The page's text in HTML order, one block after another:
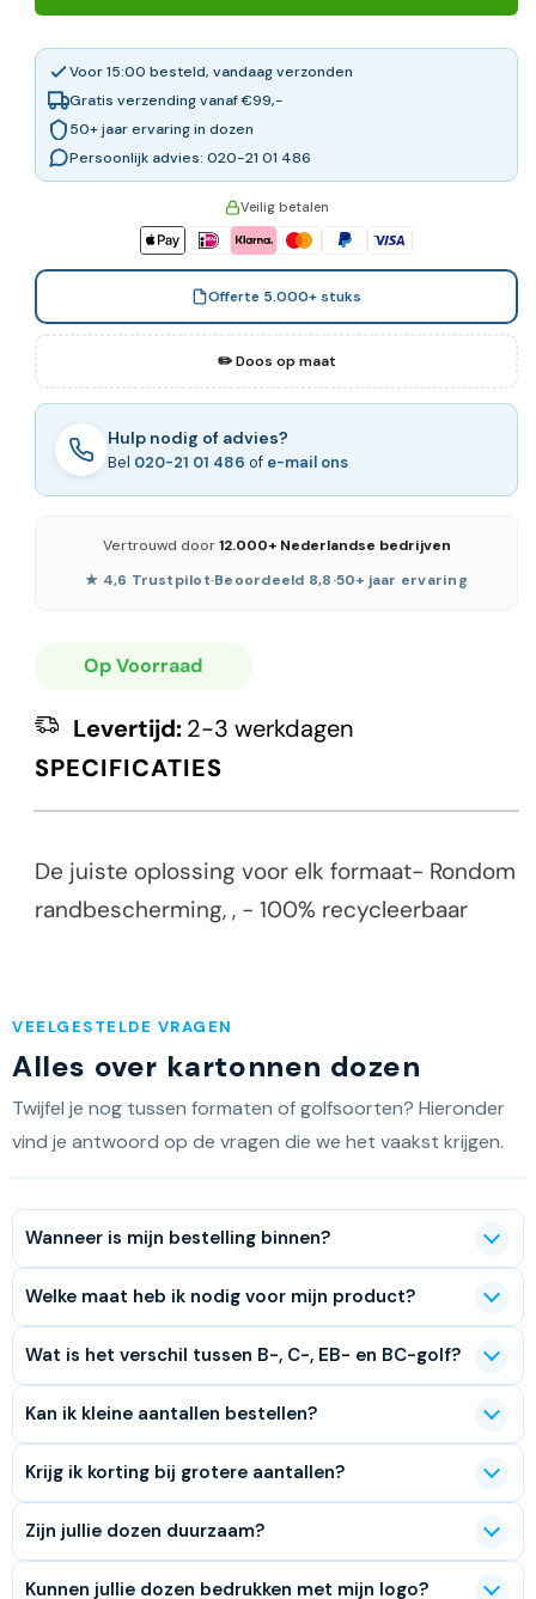
Voor 15:00 besteld, vandaag verzonden
Gratis verzending vanaf €99,-
50+ jaar ervaring in dozen
Persoonlijk advies: 020-21 01 486
Veilig betalen
Offerte 5.000+ stuks
✏️ Doos op maat
Hulp nodig of advies?
Bel 020-21 01 486 of e-mail ons
Vertrouwd door12.000+ Nederlandse bedrijven
★ 4,6 Trustpilot·Beoordeeld 8,8·50+ jaar ervaring
Op Voorraad
Levertijd:2-3 werkdagen
SPECIFICATIES
De juiste oplossing voor elk formaat- Rondom
randbescherming, , - 100% recycleerbaar
VEELGESTELDE VRAGEN
Alles over kartonnen dozen
Twijfel je nog tussen formaten of golfsoorten? Hieronder
vind je antwoord op de vragen die we het vaakst krijgen.
Wanneer is mijn bestelling binnen?
Welke maat heb ik nodig voor mijn product?
Wat is het verschil tussen B-, C-, EB- en BC-golf?
Kan ik kleine aantallen bestellen?
Krijg ik korting bij grotere aantallen?
Zijn jullie dozen duurzaam?
Kunnen jullie dozen bedrukken met mijn logo?